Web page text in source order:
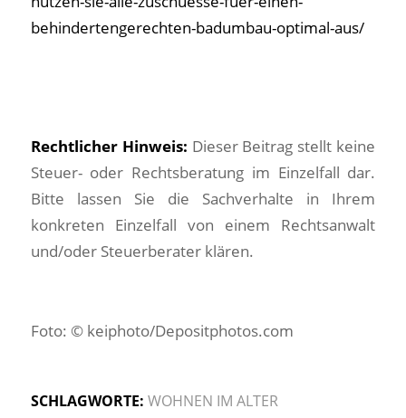
behindertengerechten-badumbau-optimal-aus/
Rechtlicher Hinweis: Dieser Beitrag stellt keine
Steuer- oder Rechtsberatung im Einzelfall dar.
Bitte lassen Sie die Sachverhalte in Ihrem
konkreten Einzelfall von einem Rechtsanwalt
und/oder Steuerberater klären.
Foto: © keiphoto/Depositphotos.com
SCHLAGWORTE: WOHNEN IM ALTER